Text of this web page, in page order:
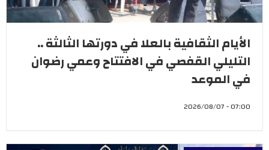
الأيام الثقافية بالعلا في دورتها الثالثة ..
التليلي القفصي في الافتتاح وعمي رضوان
في الموعد
07:00 - 2026/08/07